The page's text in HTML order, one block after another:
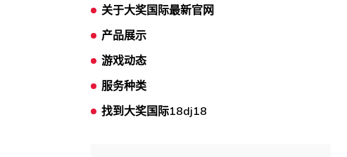
关于大奖国际最新官网
产品展示
游戏动态
服务种类
找到大奖国际18dj18